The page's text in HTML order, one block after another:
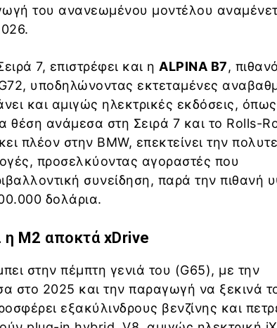
του ανανεωμένου μοντέλου
7, επιστρέφει και η ALPINA B7,
υποδηλώνοντας εκτεταμένες
και αμιγώς ηλεκτρικές εκδόσεις,
θέση ανάμεσα στη Σειρά 7 και το Rolls-
πλέον στην BMW, επεκτείνει την
προσελκύοντας αγοραστές που
συνείδηση, παρά την πιθανή
δολάρια.
η M2 αποκτά xDrive
στην πέμπτη γενιά του (G65), με την
στο 2025 και την παραγωγή να ξεκινά
εξακύλινδρους βενζίνης και